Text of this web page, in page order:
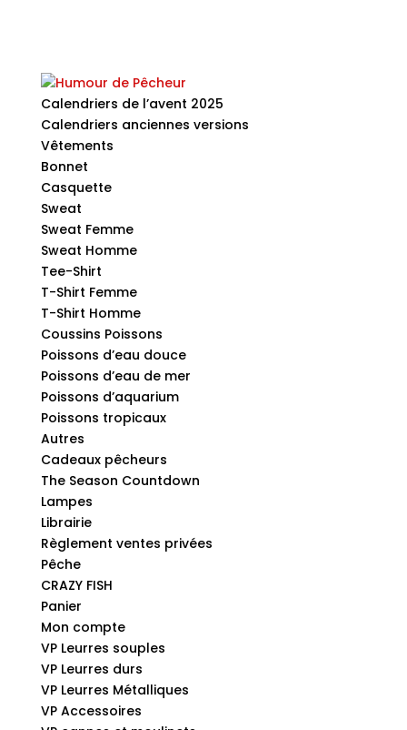
Calendriers de l’avent 2025
Calendriers anciennes versions
Vêtements
Bonnet
Casquette
Sweat
Sweat Femme
Sweat Homme
Tee-Shirt
T-Shirt Femme
T-Shirt Homme
Coussins Poissons
Poissons d’eau douce
Poissons d’eau de mer
Poissons d’aquarium
Poissons tropicaux
Autres
Cadeaux pêcheurs
The Season Countdown
Lampes
Librairie
Règlement ventes privées
Pêche
CRAZY FISH
Panier
Mon compte
VP Leurres souples
VP Leurres durs
VP Leurres Métalliques
VP Accessoires